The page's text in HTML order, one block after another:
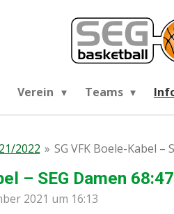
Verein Teams
2022 » SG VFK Boele-Kabel –
– SEG Damen 68:47
2021 um 16:13